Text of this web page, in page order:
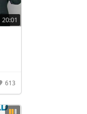
20:01
613